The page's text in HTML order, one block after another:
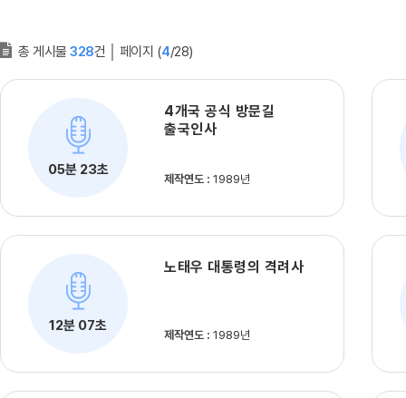
총 게시물 328건 페이지 (4/28)
05분 23초
4개국 공식 방문길
출국인사
제작연도 : 1989년
12분 07초
노태우 대통령의 격려사
제작연도 : 1989년